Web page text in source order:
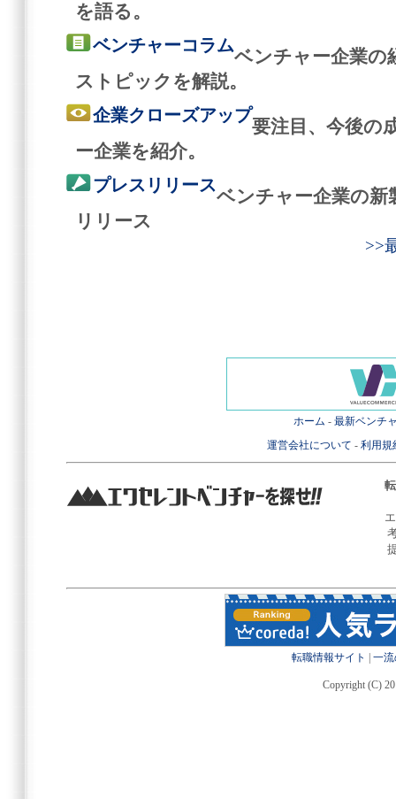
を語る。
ベンチャーコラム
ベンチャー企業の
ストピックを解説。
企業クローズアップ
要注目、今後の
ー企業を紹介。
プレスリリース
ベンチャー企業の新
リリース
>>
ホーム - 最新ベンチ
運営会社について - 利用規
転職情報サイト 一
Copyright (C)